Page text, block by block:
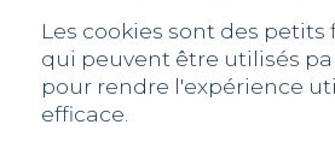
Les cookies sont des petits
qui peuvent être utilisés
pour rendre l'expérience
efficace.